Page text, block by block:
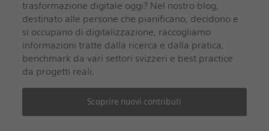
trasformazione digitale oggi? Nel nostro blog,
destinato alle persone che pianificano, decidono e
si occupano di digitalizzazione, raccogliamo
informazioni tratte dalla ricerca e dalla pratica,
benchmark da vari settori svizzeri e best practice
da progetti reali.
Scoprire nuovi contributi